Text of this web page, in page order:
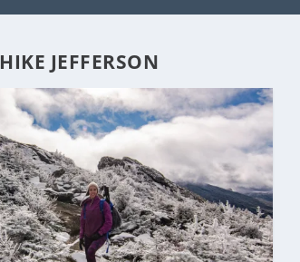
HIKE JEFFERSON